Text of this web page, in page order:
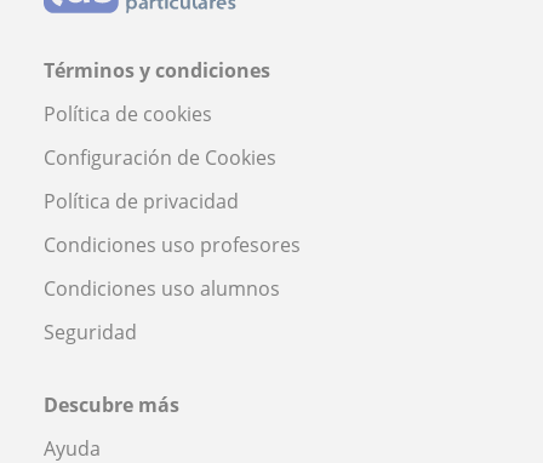
Términos y condiciones
Política de cookies
Configuración de Cookies
Política de privacidad
Condiciones uso profesores
Condiciones uso alumnos
Seguridad
Descubre más
Ayuda